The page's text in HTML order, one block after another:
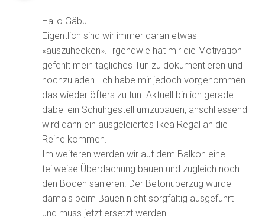
Hallo Gäbu
Eigentlich sind wir immer daran etwas
«auszuhecken». Irgendwie hat mir die Motivation
gefehlt mein tägliches Tun zu dokumentieren und
hochzuladen. Ich habe mir jedoch vorgenommen
das wieder öfters zu tun. Aktuell bin ich gerade
dabei ein Schuhgestell umzubauen, anschliessend
wird dann ein ausgeleiertes Ikea Regal an die
Reihe kommen.
Im weiteren werden wir auf dem Balkon eine
teilweise Überdachung bauen und zugleich noch
den Boden sanieren. Der Betonüberzug wurde
damals beim Bauen nicht sorgfältig ausgeführt
und muss jetzt ersetzt werden.